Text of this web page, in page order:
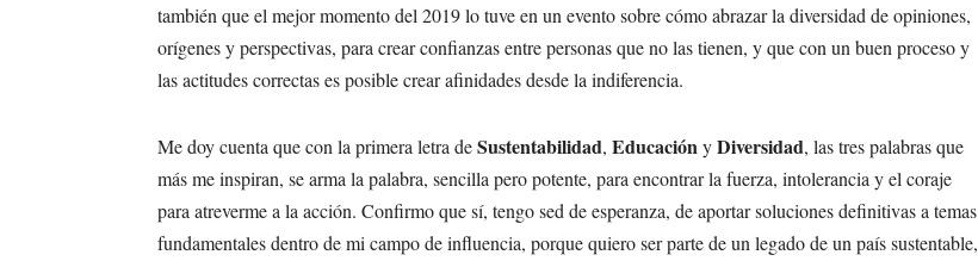
también que el mejor momento del 2019 lo tuve en un evento sobre cómo abrazar la diversidad de opiniones,
orígenes y perspectivas, para crear confianzas entre personas que no las tienen, y que con un buen proceso y
las actitudes correctas es posible crear afinidades desde la indiferencia.
Me doy cuenta que con la primera letra deSustentabilidad, EducaciónyDiversidad, las tres palabras que
más me inspiran, se arma la palabra, sencilla pero potente, para encontrar la fuerza, intolerancia y el coraje
para atreverme a la acción. Confirmo que sí, tengo sed de esperanza, de aportar soluciones definitivas a temas
fundamentales dentro de mi campo de influencia, porque quiero ser parte de un legado de un país sustentable,